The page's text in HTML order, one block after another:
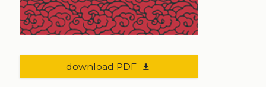
download PDF file_download